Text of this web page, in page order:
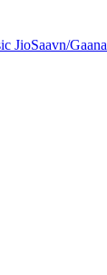
JioSaavn/Gaana